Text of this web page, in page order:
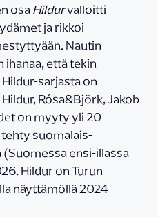
osaHildurvalloitti
ja rikkoi
Nautin
että tekin
sarjasta on
Rósa&Björk, Jakob
on myyty yli 20
suomalais-
ensi-illassa
Hildur on Turun
näyttämöllä 2024–